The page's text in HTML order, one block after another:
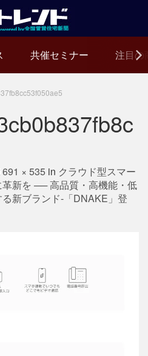
共催セミナー 注目の
691 × 535 in クラウド型スマー
新を ── 高品質・高機能・低
新ブランド-「DNAKE」登